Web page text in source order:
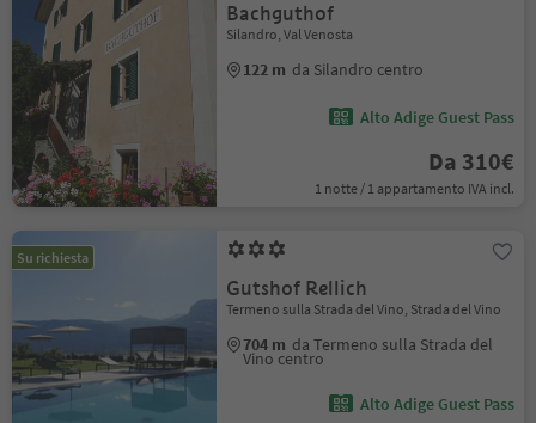
Bachguthof
Silandro, Val Venosta
122 m da Silandro centro
Alto Adige Guest Pass
Da 310€
1 notte / 1 appartamento IVA incl.
Su richiesta
Gutshof Rellich
Termeno sulla Strada del Vino, Strada del Vino
704 m da Termeno sulla Strada del
Vino centro
Alto Adige Guest Pass